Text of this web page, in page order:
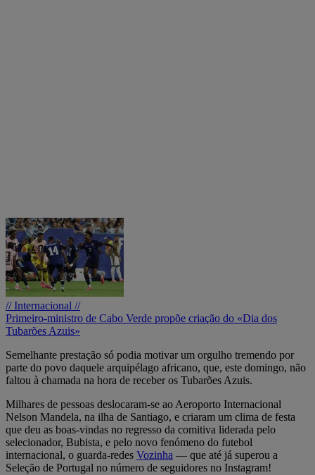
// Internacional //
Primeiro-ministro de Cabo Verde propõe criação do «Dia dos
Tubarões Azuis»
Semelhante prestação só podia motivar um orgulho tremendo por
parte do povo daquele arquipélago africano, que, este domingo, não
faltou à chamada na hora de receber os Tubarões Azuis.
Milhares de pessoas deslocaram-se ao Aeroporto Internacional
Nelson Mandela, na ilha de Santiago, e criaram um clima de festa
que deu as boas-vindas no regresso da comitiva liderada pelo
selecionador, Bubista, e pelo novo fenómeno do futebol
internacional, o guarda-redes Vozinha — que até já superou a
Seleção de Portugal no número de seguidores no Instagram!